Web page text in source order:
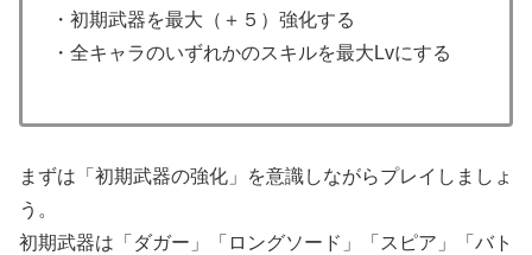
・初期武器を最大（＋５）強化する
・全キャラのいずれかのスキルを最大Lvにする
まずは「初期武器の強化」を意識しながらプレイしましょ
う。
初期武器は「ダガー」「ロングソード」「スピア」「バト